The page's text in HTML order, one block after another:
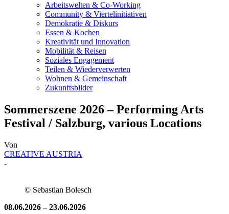
Arbeitswelten & Co-Working
Community & Viertelinitiativen
Demokratie & Diskurs
Essen & Kochen
Kreativität und Innovation
Mobilität & Reisen
Soziales Engagement
Teilen & Wiederverwerten
Wohnen & Gemeinschaft
Zukunftsbilder
Sommerszene 2026 – Performing Arts
Festival / Salzburg, various Locations
Von
CREATIVE AUSTRIA
-
© Sebastian Bolesch
08.06.2026 – 23.06.2026